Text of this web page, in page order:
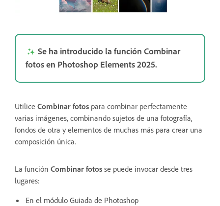
Se ha introducido la función Combinar
fotos en Photoshop Elements 2025.
Utilice Combinar fotos para combinar perfectamente
varias imágenes, combinando sujetos de una fotografía,
fondos de otra y elementos de muchas más para crear una
composición única.
La función Combinar fotos se puede invocar desde tres
lugares:
En el módulo Guiada de Photoshop